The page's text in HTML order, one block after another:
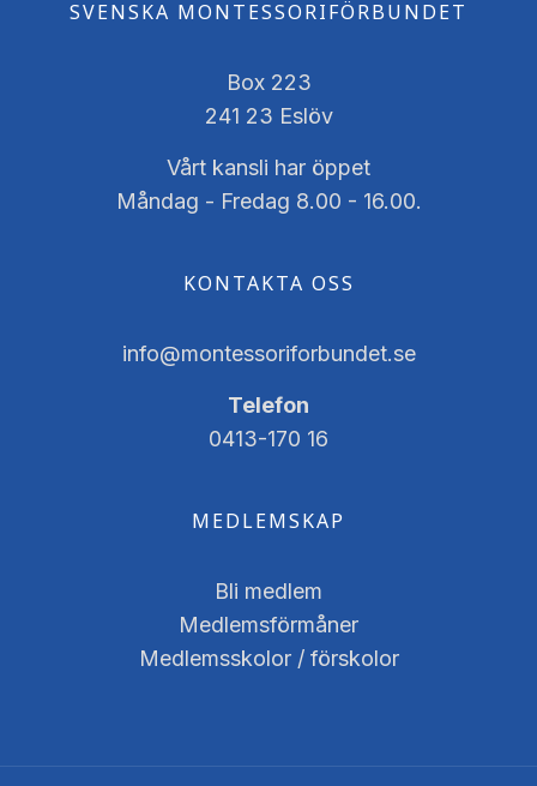
SVENSKA MONTESSORIFÖRBUNDET
Box 223
241 23 Eslöv
Vårt kansli har öppet
Måndag - Fredag 8.00 - 16.00.
KONTAKTA OSS
info@montessoriforbundet.se
Telefon
0413-170 16
MEDLEMSKAP
Bli medlem
Medlemsförmåner
Medlemsskolor / förskolor